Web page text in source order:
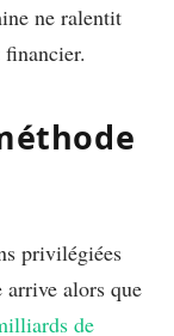
ne ralentit
privilégiées
arrive alors que
de